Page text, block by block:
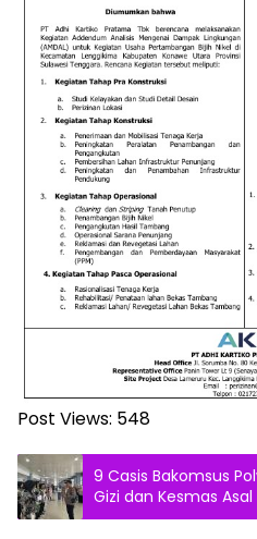
Post Views: 548
9 Casis Bakomsus
Gizi dan Kesmas
ke Sepolwan